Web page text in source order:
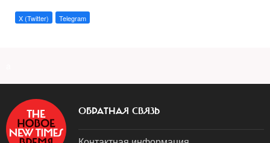
X (Twitter) Telegram
ОБРАТНАЯ СВЯЗЬ